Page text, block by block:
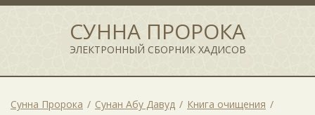
СУННА ПРОРОКА
ЭЛЕКТРОННЫЙ СБОРНИК ХАДИСОВ
Сунна Пророка Сунан Абу Давуд
Книга очищения